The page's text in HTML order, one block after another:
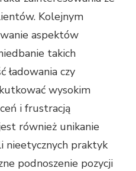
Kolejnym
aspektów
takich
ładowania czy
wysokim
i frustracją
również unikanie
nieetycznych praktyk
podnoszenie pozycji